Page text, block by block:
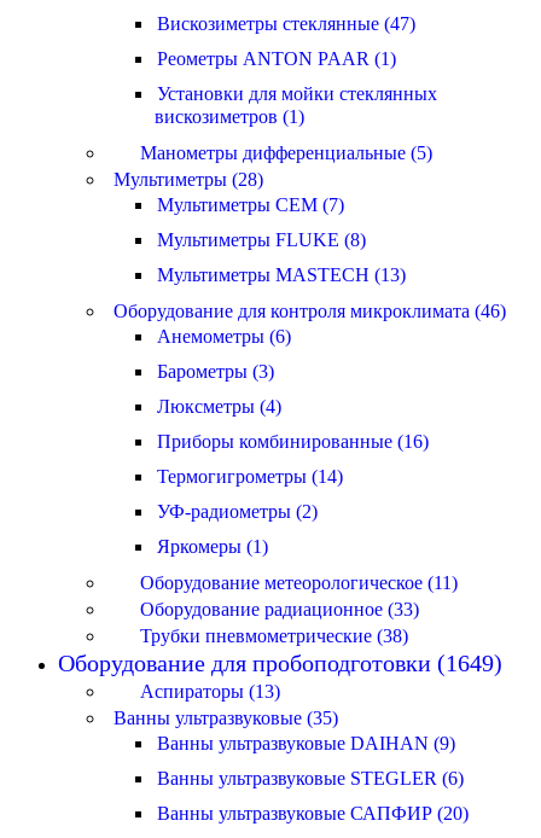
Вискозиметры стеклянные (47)
Реометры ANTON PAAR (1)
Установки для мойки стеклянных
вискозиметров (1)
Манометры дифференциальные (5)
Мультиметры (28)
Мультиметры CEM (7)
Мультиметры FLUKE (8)
Мультиметры MASTECH (13)
Оборудование для контроля микроклимата (46)
Анемометры (6)
Барометры (3)
Люксметры (4)
Приборы комбинированные (16)
Термогигрометры (14)
УФ-радиометры (2)
Яркомеры (1)
Оборудование метеорологическое (11)
Оборудование радиационное (33)
Трубки пневмометрические (38)
Оборудование для пробоподготовки (1649)
Аспираторы (13)
Ванны ультразвуковые (35)
Ванны ультразвуковые DAIHAN (9)
Ванны ультразвуковые STEGLER (6)
Ванны ультразвуковые САПФИР (20)